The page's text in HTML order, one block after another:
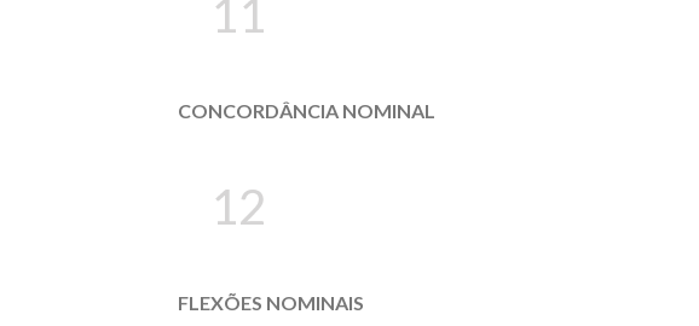
11
CONCORDÂNCIA NOMINAL
12
FLEXÕES NOMINAIS